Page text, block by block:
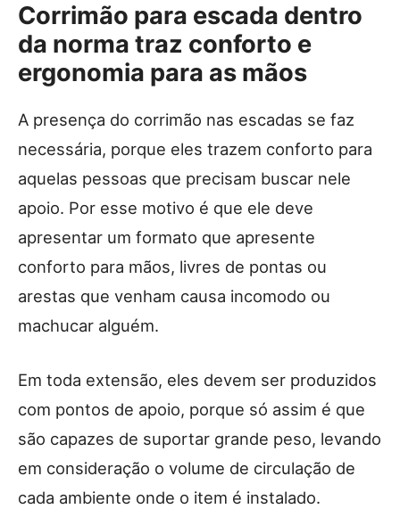
Corrimão para escada dentro
da norma traz conforto e
ergonomia para as mãos
A presença do corrimão nas escadas se faz
necessária, porque eles trazem conforto para
aquelas pessoas que precisam buscar nele
apoio. Por esse motivo é que ele deve
apresentar um formato que apresente
conforto para mãos, livres de pontas ou
arestas que venham causa incomodo ou
machucar alguém.
Em toda extensão, eles devem ser produzidos
com pontos de apoio, porque só assim é que
são capazes de suportar grande peso, levando
em consideração o volume de circulação de
cada ambiente onde o item é instalado.